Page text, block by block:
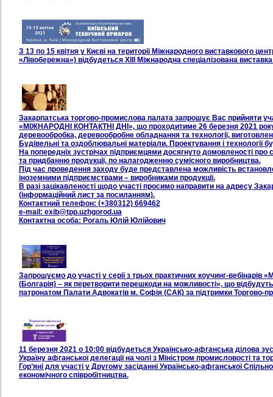
З 13 по 15 квітня у Києві на території Міжнародного виставкового
«Лівобережна») відбудеться XIII Міжнародна спеціалізована
Закарпатська торгово-промислова палата запрошує Вас прийняти
«МІЖНАРОДНІ КОНТАКТНІ ДНІ», що проходитиме 26 березня 2021 року
деревообробка, деревообробне обладнання та технології,
Будівельні та оздоблювальні матеріали. Проектування і технології
На попередніх зустрічах підприємцями досягнуто домовленості про
та придбанню продукції, по налагодженню сумісного виробництва.
Під час проведення заходу буде представлена можливість
іноземними підприємствами – виробниками продукції.
В разі зацікавленості щодо участі просимо направити на адресу
(інформаційний лист за посиланням).
Контактний телефон: (+380312) 669462
e-mail: exib@tpp.uzhgorod.ua
Контактна особа: Рогаль Юлій Юлійович
Запрошуємо до участі у серії з трьох практичних коучинг-вебінарів
(Болгарія) – як перетворити перешкоди на можливості», що
патронатом Палати Адвокатів м. Софія (САК) за підтримки Торгово-
11 березня 2021 о 10:00 відбудеться Українсько-афганська ділова
Україну афганської делегації на чолі з Міністром промисловості та
Гор’яні для участі у Другому засіданні Українсько-афганської
економічного співробітництва.